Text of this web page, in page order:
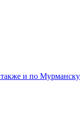
также и по Мурманску